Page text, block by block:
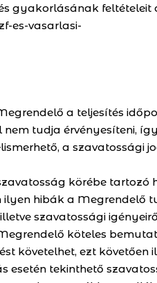
gyakorlásának
es-vasarlasi-
Megrendelő a teljesítés
tudja érvényesíteni,
a szavatossági
körébe
hibák a
szavatossági
Megrendelő köteles
követelhet, ezt
tekinthető